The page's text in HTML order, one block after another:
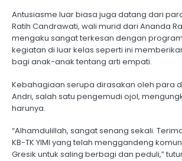
Antusiasme luar biasa juga datang dari
Ratih Candrawati, wali murid dari Ananda
mengaku sangat terkesan dengan
kegiatan di luar kelas seperti ini
bagi anak-anak tentang arti empati.
Kebahagiaan serupa dirasakan oleh para
Andri, salah satu pengemudi ojol,
harunya.
“Alhamdulillah, sangat senang sekali.
KB-TK YIMI yang telah menggandeng
Gresik untuk saling berbagi dan peduli,”